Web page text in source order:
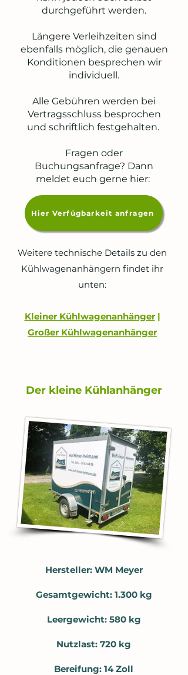
durchgeführt werden.
Längere Verleihzeiten sind
ebenfalls möglich, die genauen
Konditionen besprechen wir
individuell.
Alle Gebühren werden bei
Vertragsschluss besprochen
und schriftlich festgehalten.
Fragen oder
Buchungsanfrage? Dann
meldet euch gerne hier:
Hier Verfügbarkeit anfragen
Weitere technische Details zu den
Kühlwagenanhängern findet ihr
unten:
Kleiner Kühlwagenanhänger|
Großer Kühlwagenanhänger
Der kleine Kühlanhänger
Hersteller: WM Meyer
Gesamtgewicht: 1.300 kg
Leergewicht: 580 kg
Nutzlast: 720 kg
Bereifung: 14 Zoll